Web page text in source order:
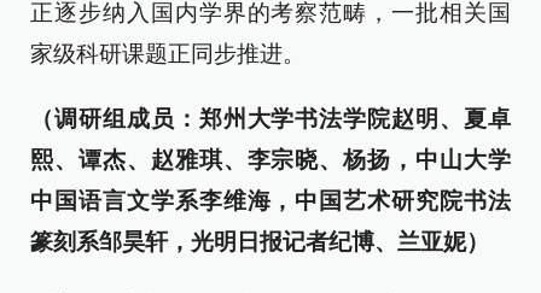
正逐步纳入国内学界的考察范畴，一批相关国
家级科研课题正同步推进。
（调研组成员：郑州大学书法学院赵明、夏卓
熙、谭杰、赵雅琪、李宗晓、杨扬，中山大学
中国语言文学系李维海，中国艺术研究院书法
篆刻系邹昊轩，光明日报记者纪博、兰亚妮）